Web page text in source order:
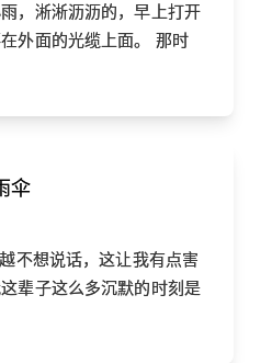
，淅淅沥沥的，早上打开
外面的光缆上面。 那时
伞
不想说话，这让我有点害
辈子这么多沉默的时刻是